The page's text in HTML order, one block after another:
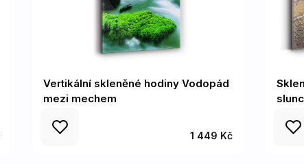
Vertikální skleněné hodiny Vodopád
mezi mechem
1 449 Kč